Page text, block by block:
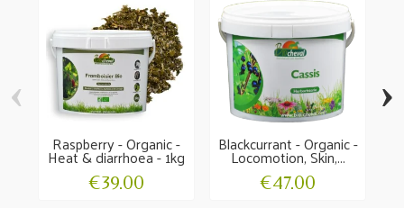
Raspberry - Organic -
Heat & diarrhoea - 1kg
€39.00
Blackcurrant - Organic -
Locomotion, Skin,...
€47.00
‹ ›